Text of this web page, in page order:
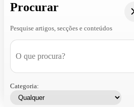
Procurar
Pesquise artigos, secções e conteúdos
Categoria: